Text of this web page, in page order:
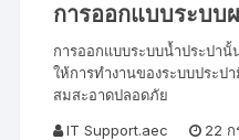
การออกแบบระบบ
การออกแบบระบบน้ำประปานั้
ให้การทำงานของระบบประป
สมสะอาดปลอดภัย
IT Support.aec
22